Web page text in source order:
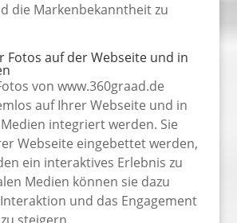
die Markenbekanntheit zu
Fotos auf der Webseite und in
von www.360graad.de
auf Ihrer Webseite und in
integriert werden. Sie
Webseite eingebettet werden,
ein interaktives Erlebnis zu
Medien können sie dazu
und das Engagement